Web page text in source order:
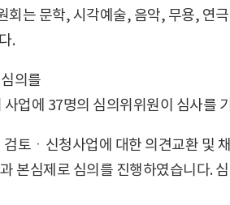
는 문학, 시각예술, 음악, 무용, 연
.
의를
업에 37명의 심의위위원이 심사를
토ㆍ신청사업에 대한 의견교환 및
심제로 심의를 진행하였습니다.